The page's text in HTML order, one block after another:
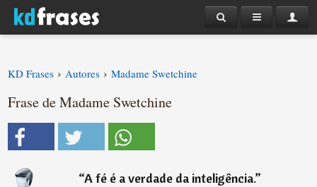
KD Frases › Autores › Madame Swetchine
Frase de Madame Swetchine
“A fé é a verdade da inteligência.”